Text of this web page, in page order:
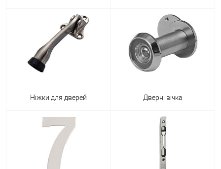
Ніжки для дверей Дверні вічка